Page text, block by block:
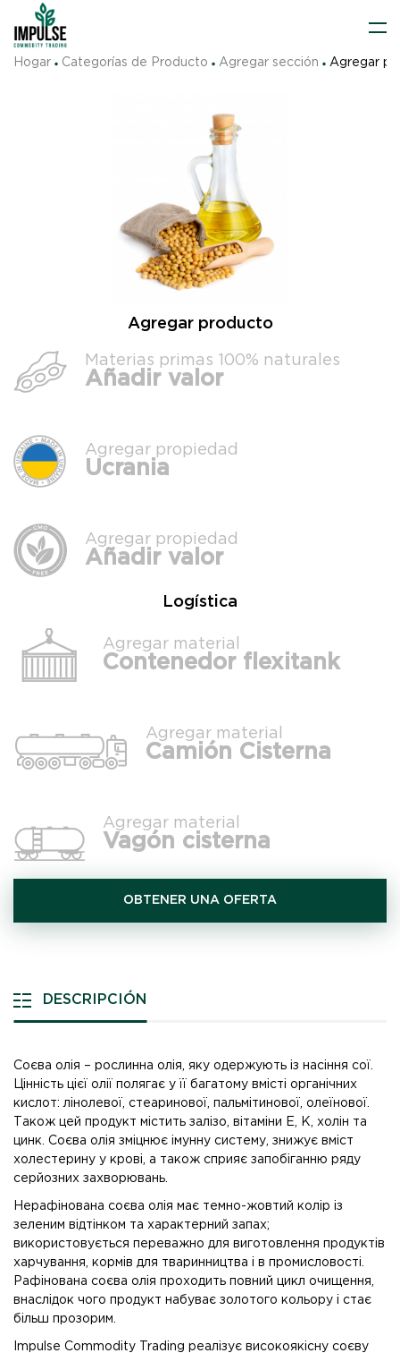
Hogar Categorías de Producto Agregar sección Agregar
Agregar producto
Materias primas 100% naturales
Añadir valor
Agregar propiedad
Ucrania
Agregar propiedad
Añadir valor
Logística
Agregar material
Contenedor flexitank
Agregar material
Camión Cisterna
Agregar material
Vagón cisterna
OBTENER UNA OFERTA
DESCRIPCIÓN
Соєва олія – рослинна олія, яку одержують із насіння сої.
Цінність цієї олії полягає у її багатому вмісті органічних
кислот: лінолевої, стеаринової, пальмітинової, олеїнової.
Також цей продукт містить залізо, вітаміни Е, К, холін та
цинк. Соєва олія зміцнює імунну систему, знижує вміст
холестерину у крові, а також сприяє запобіганню ряду
серйозних захворювань.
Нерафінована соєва олія має темно-жовтий колір із
зеленим відтінком та характерний запах;
використовується переважно для виготовлення продуктів
харчування, кормів для тваринництва і в промисловості.
Рафінована соєва олія проходить повний цикл очищення,
внаслідок чого продукт набуває золотого кольору і стає
більш прозорим.
Impulse Commodity Trading реалізує високоякісну соєву